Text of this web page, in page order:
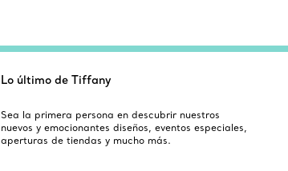
Lo último de Tiffany
Sea la primera persona en descubrir nuestros
nuevos y emocionantes diseños, eventos especiales,
aperturas de tiendas y mucho más.